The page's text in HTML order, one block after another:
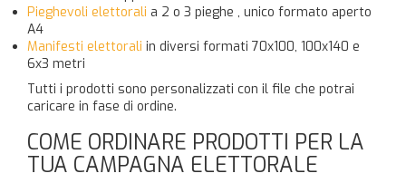
Pieghevoli elettorali a 2 o 3 pieghe , unico formato aperto
A4
Manifesti elettorali in diversi formati 70x100, 100x140 e
6x3 metri
Tutti i prodotti sono personalizzati con il file che potrai
caricare in fase di ordine.
COME ORDINARE PRODOTTI PER LA
TUA CAMPAGNA ELETTORALE